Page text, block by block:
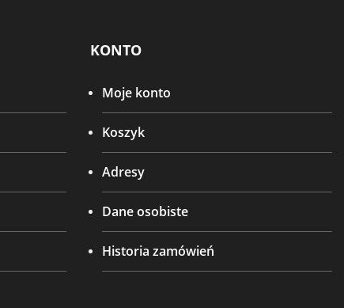
KONTO
Moje konto
Koszyk
Adresy
Dane osobiste
Historia zamówień